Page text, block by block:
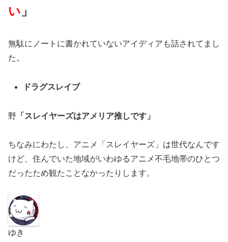
い 」
無駄にノートに書かれていないアイディアも話されてまし
た。
ドラグスレイブ
野 「スレイヤーズはアメリア推しです」
ちなみにわたし、アニメ「スレイヤーズ」は世代なんです
けど、住んでいた地域がいわゆるアニメ不毛地帯のひとつ
だったため観たことなかったりします。
ゆき